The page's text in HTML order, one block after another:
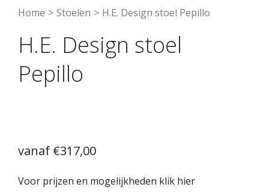
Home > Stoelen > H.E. Design stoel Pepillo
H.E. Design stoel
Pepillo
€317,00
Voor prijzen en mogelijkheden klik hier